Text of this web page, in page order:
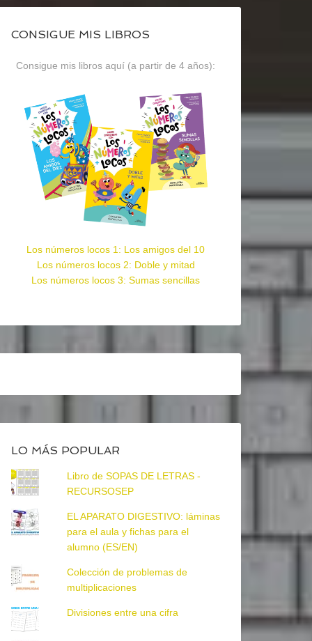
CONSIGUE MIS LIBROS
Consigue mis libros aquí (a partir de 4 años):
Los números locos 1: Los amigos del 10
Los números locos 2: Doble y mitad
Los números locos 3: Sumas sencillas
LO MÁS POPULAR
Libro de SOPAS DE LETRAS -
RECURSOSEP
EL APARATO DIGESTIVO: láminas
para el aula y fichas para el
alumno (ES/EN)
Colección de problemas de
multiplicaciones
Divisiones entre una cifra